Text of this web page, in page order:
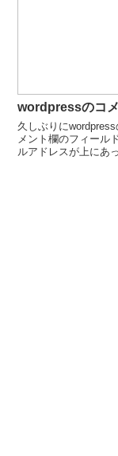
wordpressのコ
久しぶりに
メント欄のフィール
ルアドレスが上にあ